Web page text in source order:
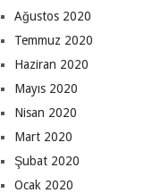
Ağustos 2020
Temmuz 2020
Haziran 2020
Mayıs 2020
Nisan 2020
Mart 2020
Şubat 2020
Ocak 2020